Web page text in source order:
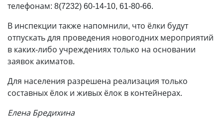
телефонам: 8(7232) 60-14-10, 61-80-66.
В инспекции также напомнили, что ёлки будут
отпускать для проведения новогодних мероприятий
в каких-либо учреждениях только на основании
заявок акиматов.
Для населения разрешена реализация только
составных ёлок и живых ёлок в контейнерах.
Елена Бредихина